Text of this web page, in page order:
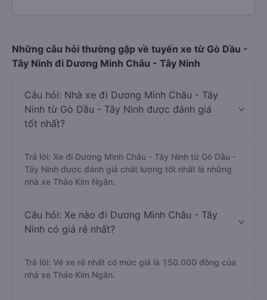
Những câu hỏi thường gặp về tuyến xe từ Gò Dầu -
Tây Ninh đi Dương Minh Châu - Tây Ninh
Câu hỏi: Nhà xe đi Dương Minh Châu - Tây
Ninh từ Gò Dầu - Tây Ninh được đánh giá
tốt nhất?
Trả lời: Xe đi Dương Minh Châu - Tây Ninh từ Gò Dầu -
Tây Ninh được đánh giá chất lượng tốt nhất là những
nhà xe Thảo Kim Ngân.
Câu hỏi: Xe nào đi Dương Minh Châu - Tây
Ninh có giá rẻ nhất?
Trả lời: Vé xe rẻ nhất có mức giá là 150.000 đồng của
nhà xe Thảo Kim Ngân.